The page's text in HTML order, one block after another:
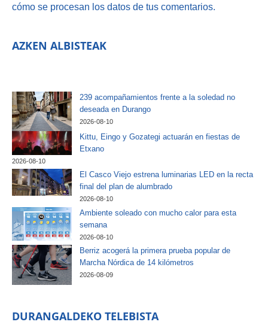
cómo se procesan los datos de tus comentarios.
AZKEN ALBISTEAK
239 acompañamientos frente a la soledad no
deseada en Durango
2026-08-10
Kittu, Eingo y Gozategi actuarán en fiestas de
Etxano
2026-08-10
El Casco Viejo estrena luminarias LED en la recta
final del plan de alumbrado
2026-08-10
Ambiente soleado con mucho calor para esta
semana
2026-08-10
Berriz acogerá la primera prueba popular de
Marcha Nórdica de 14 kilómetros
2026-08-09
DURANGALDEKO TELEBISTA